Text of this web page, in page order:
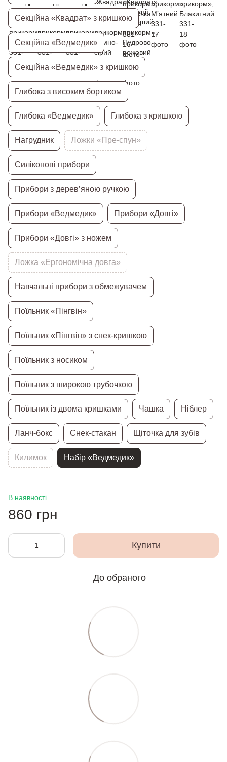
Секційна «Квадрат» з кришкою
Секційна «Ведмедик»
Секційна «Ведмедик» з кришкою
Глибока з високим бортиком
Глибока «Ведмедик» Глибока з кришкою
Нагрудник Ложки «Пре-спун»
Силіконові прибори
Прибори з дерев’яною ручкою
Прибори «Ведмедик» Прибори «Довгі»
Прибори «Довгі» з ножем
Ложка «Ергономічна довга»
Навчальні прибори з обмежувачем
Поїльник «Пінгвін»
Поїльник «Пінгвін» з снек-кришкою
Поїльник з носиком
Поїльник з широкою трубочкою
Поїльник із двома кришками Чашка Ніблер
Ланч-бокс Снек-стакан Щіточка для зубів
Килимок Набір «Ведмедик»
В наявності
860 грн
Купити
До обраного